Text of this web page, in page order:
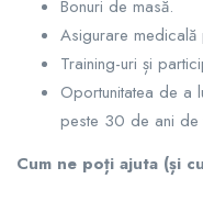
Bonuri de masă.
Asigurare medicală
Training-uri și
Oportunitatea de a
peste 30 de ani de
Cum ne poți ajuta (și